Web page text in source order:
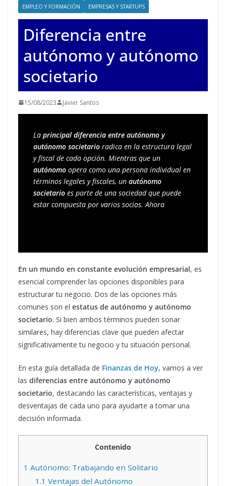
EMPLEO Y FORMACIÓN EMPRESAS Y STARTUPS
Diferencia entre
autónomo y autónomo
societario
15/08/2023 Javier Santos
La principal diferencia entre autónomo y
autónomo societario radica en la estructura legal
autónomo opera como una persona individual en
términos legales y fiscales, un autónomo
societario es parte de una sociedad que puede
estar compuesta por varios socios. Ahora
En un mundo en constante evolución empresarial, es
esencial comprender las opciones disponibles para
estructurar tu negocio. Dos de las opciones más
comunes son el estatus de autónomo y autónomo
societario. Si bien ambos términos pueden sonar
similares, hay diferencias clave que pueden afectar
significativamente tu negocio y tu situación personal.
En esta guía detallada de Finanzas de Hoy, vamos a ver
las diferencias entre autónomo y autónomo
societario, destacando las características, ventajas y
desventajas de cada uno para ayudarte a tomar una
decisión informada.
Contenido
1 Autónomo: Trabajando en Solitario
1.1 Ventajas del Autónomo